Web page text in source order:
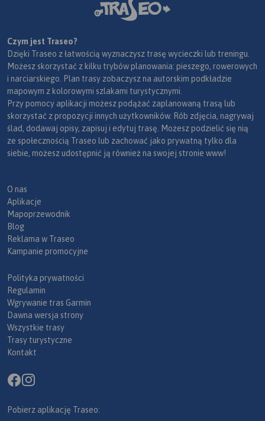
Czym jest Traseo?
Dzięki Traseo z łatwością wyznaczysz trasę wycieczki lub treningu.
Możesz skorzystać z kilku trybów planowania: pieszego, rowerowych
i narciarskiego. Plan trasy zobaczysz na autorskim podkładzie
mapowym z kolorowymi szlakami turystycznymi.
Przy pomocy aplikacji możesz podążać zaplanowaną trasą lub
skorzystać z propozycji innych użytkowników. Rób zdjęcia, nagrywaj
ślad, dodawaj opisy, zapisuj i edytuj trasę. Możesz podzielić się nią
ze społecznością Traseo lub zachować jako prywatną tylko dla
siebie, możesz udostępnić ją również na swojej stronie www!
O nas
Aplikacje
Mapoprzewodnik
Blog
Reklama w Traseo
Kampanie promocyjne
Polityka prywatności
Regulamin
Wgrywanie tras Garmin
Dawna wersja strony
Wszystkie trasy
Trasy turystyczne
Kontakt
Pobierz aplikację Traseo: